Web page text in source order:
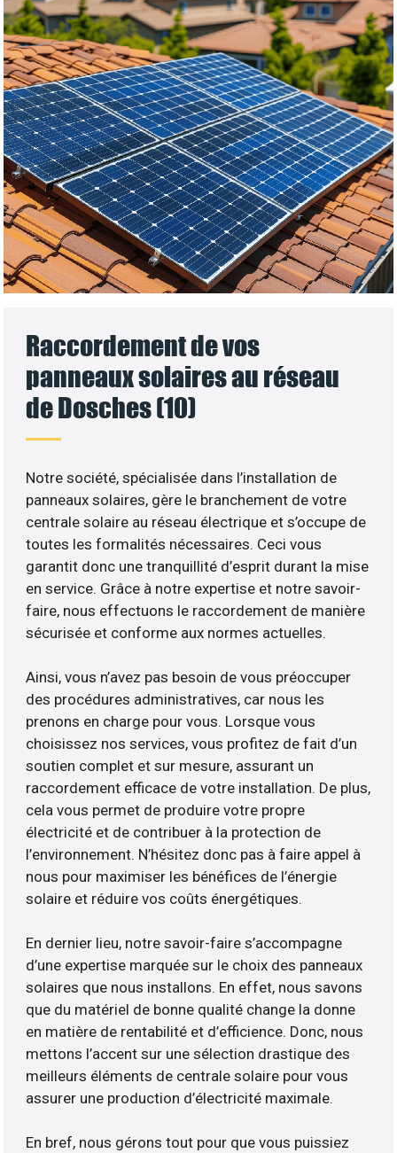
Raccordement de vos
panneaux solaires au réseau
de Dosches (10)
Notre société, spécialisée dans l’installation de
panneaux solaires, gère le branchement de votre
centrale solaire au réseau électrique et s’occupe de
toutes les formalités nécessaires. Ceci vous
garantit donc une tranquillité d’esprit durant la mise
en service. Grâce à notre expertise et notre savoir-
faire, nous effectuons le raccordement de manière
sécurisée et conforme aux normes actuelles.
Ainsi, vous n’avez pas besoin de vous préoccuper
des procédures administratives, car nous les
prenons en charge pour vous. Lorsque vous
choisissez nos services, vous profitez de fait d’un
soutien complet et sur mesure, assurant un
raccordement efficace de votre installation. De plus,
cela vous permet de produire votre propre
électricité et de contribuer à la protection de
l’environnement. N’hésitez donc pas à faire appel à
nous pour maximiser les bénéfices de l’énergie
solaire et réduire vos coûts énergétiques.
En dernier lieu, notre savoir-faire s’accompagne
d’une expertise marquée sur le choix des panneaux
solaires que nous installons. En effet, nous savons
que du matériel de bonne qualité change la donne
en matière de rentabilité et d’efficience. Donc, nous
mettons l’accent sur une sélection drastique des
meilleurs éléments de centrale solaire pour vous
assurer une production d’électricité maximale.
En bref, nous gérons tout pour que vous puissiez